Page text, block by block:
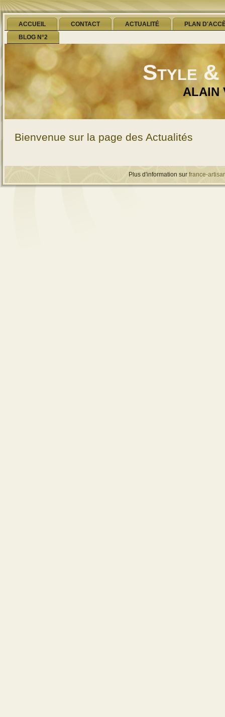
ACCUEIL CONTACT ACTUALITÉ
PLAN
BLOG N°2
Style &
ALAIN
Bienvenue sur la page des Actualités
Plus d'information sur france-